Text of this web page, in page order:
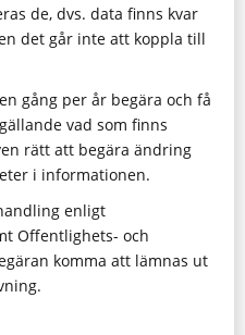
de, dvs. data finns kvar
det går inte att koppla till
gång per år begära och få
vad som finns
rätt att begära ändring
i informationen.
enligt
Offentlighets- och
komma att lämnas ut